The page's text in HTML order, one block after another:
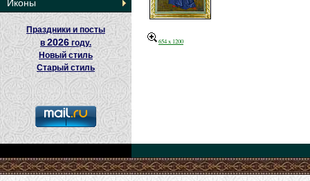
Иконы
Праздники и посты
в2026 году.
Новый стиль
Старый стиль
654 x 1200